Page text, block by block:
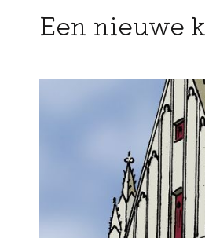
Een nieuwe